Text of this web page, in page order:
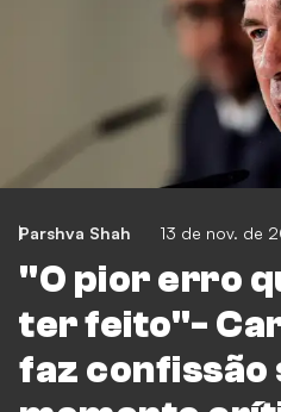
Parshva Shah 13 de nov. de
"O pior erro
ter feito"-
faz confissão